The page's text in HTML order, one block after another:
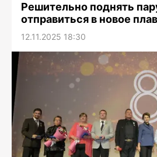
Решительно поднять
отправиться в новое
12.11.2025 18:30